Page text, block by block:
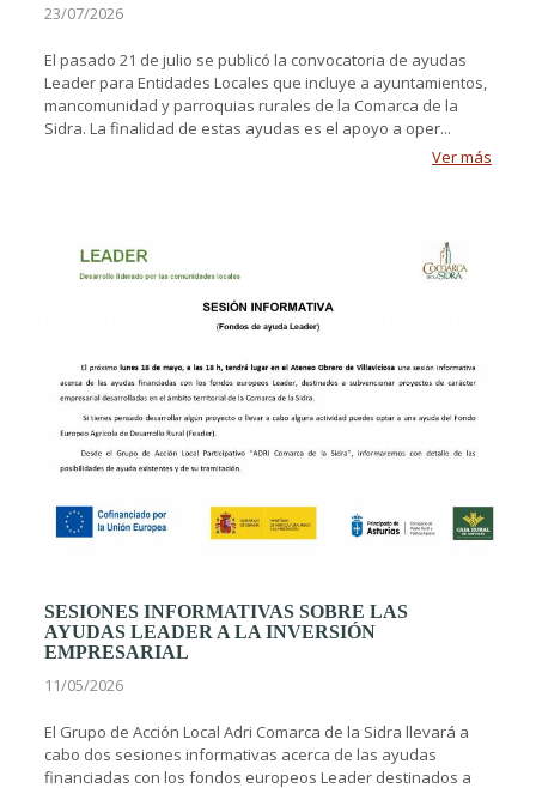
23/07/2026
El pasado 21 de julio se publicó la convocatoria de ayudas
Leader para Entidades Locales que incluye a ayuntamientos,
mancomunidad y parroquias rurales de la Comarca de la
Sidra. La finalidad de estas ayudas es el apoyo a oper...
Ver más
SESIONES INFORMATIVAS SOBRE LAS
AYUDAS LEADER A LA INVERSIÓN
EMPRESARIAL
11/05/2026
El Grupo de Acción Local Adri Comarca de la Sidra llevará a
cabo dos sesiones informativas acerca de las ayudas
financiadas con los fondos europeos Leader destinados a